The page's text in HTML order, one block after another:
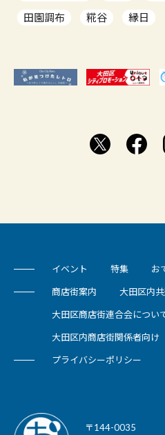
田園調布
糀谷 縁日
イベント 特集 お
商店街案内 大田区内
大田区商店街連合会につい
大田区内商店街関係者向け
プライバシーポリシー
〒144-0035